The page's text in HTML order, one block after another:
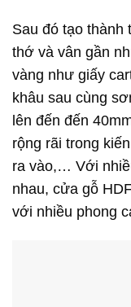
Sau đó tạo thành
thớ và vân gần
vàng như giấy
khâu sau cùng
lên đến đến
rộng rãi trong
ra vào,… Với
nhau, cửa gỗ
với nhiều phong